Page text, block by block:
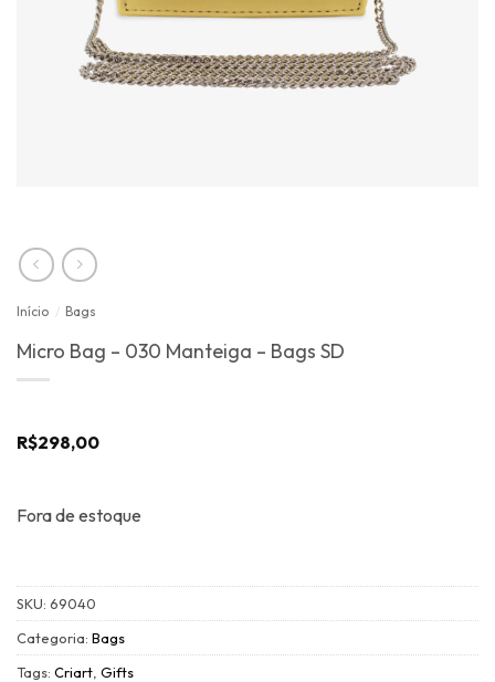
Início / Bags
Micro Bag – 030 Manteiga – Bags SD
R$298,00
Fora de estoque
SKU: 69040
Categoria: Bags
Tags: Criart Gifts